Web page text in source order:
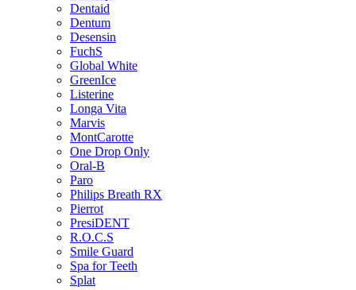
Dentaid
Dentum
Desensin
FuchS
Global White
GreenIce
Listerine
Longa Vita
Marvis
MontCarotte
One Drop Only
Oral-B
Paro
Philips Breath RX
Pierrot
PresiDENT
R.O.C.S
Smile Guard
Spa for Teeth
Splat